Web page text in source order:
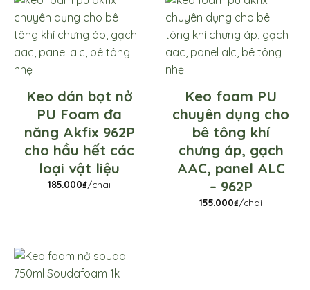
Keo dán bọt nở
PU Foam đa
năng Akfix 962P
cho hầu hết các
loại vật liệu
185.000₫/chai
Keo foam PU
chuyên dụng cho
bê tông khí
chưng áp, gạch
AAC, panel ALC
– 962P
155.000₫/chai